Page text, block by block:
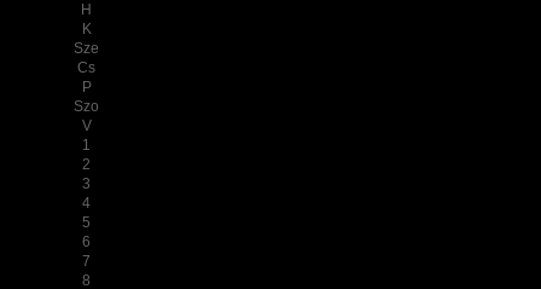
H
K
Sze
Cs
P
Szo
V
1
2
3
4
5
6
7
8